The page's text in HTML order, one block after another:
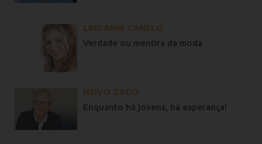
LINDANIR CANELO
Verdade ou mentira da moda
NEIVO ZAGO
Enquanto há jovens, há esperança!